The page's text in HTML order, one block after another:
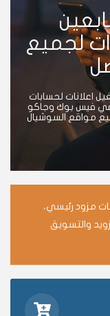
لجميع
اعلانات لحسابات
فيس بوك وجاكو
مواقع السوشيال
مزود رئيسي،
والتسويق